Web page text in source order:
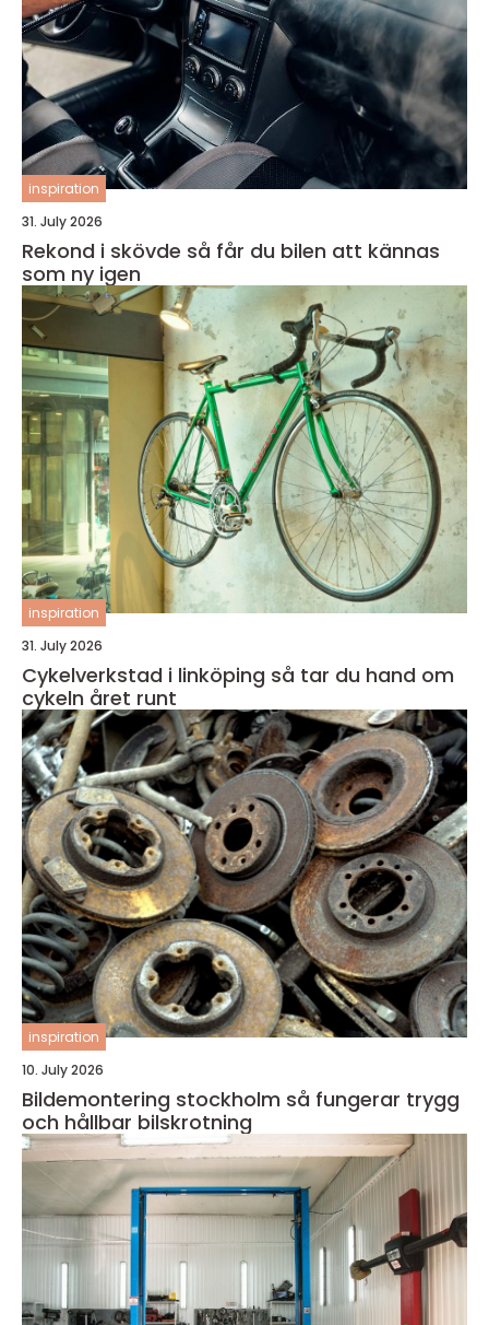
inspiration
31. July 2026
Rekond i skövde så får du bilen att kännas
som ny igen
inspiration
31. July 2026
Cykelverkstad i linköping så tar du hand om
cykeln året runt
inspiration
10. July 2026
Bildemontering stockholm så fungerar trygg
och hållbar bilskrotning